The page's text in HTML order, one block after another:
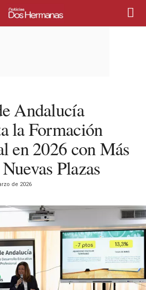
Andalucía
la Formación
en 2026 con Más
Plazas
de 2026